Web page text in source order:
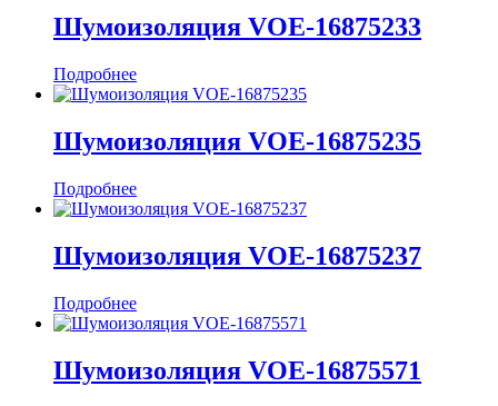
Шумоизоляция VOE-16875233
Подробнее
Шумоизоляция VOE-16875235
Подробнее
Шумоизоляция VOE-16875237
Подробнее
Шумоизоляция VOE-16875571